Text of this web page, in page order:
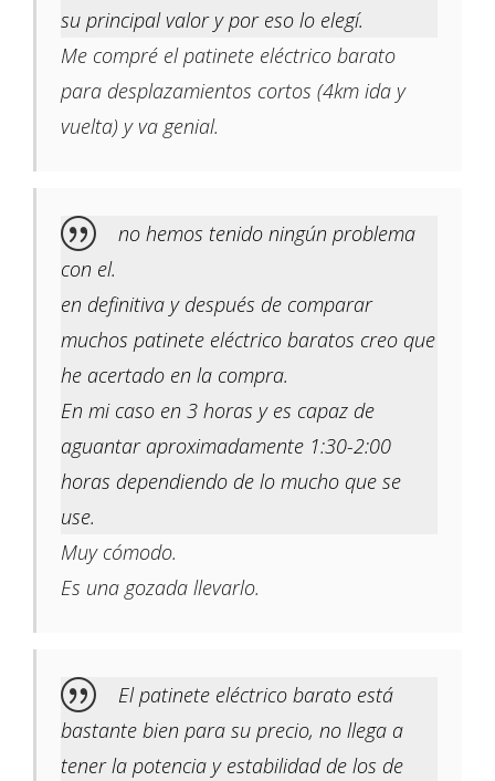
su principal valor y por eso lo elegí.
Me compré el patinete eléctrico barato
para desplazamientos cortos (4km ida y
vuelta) y va genial.
no hemos tenido ningún problema
con el.
en definitiva y después de comparar
muchos patinete eléctrico baratos creo que
he acertado en la compra.
En mi caso en 3 horas y es capaz de
aguantar aproximadamente 1:30-2:00
horas dependiendo de lo mucho que se
use.
Muy cómodo.
Es una gozada llevarlo.
El patinete eléctrico barato está
bastante bien para su precio, no llega a
tener la potencia y estabilidad de los de